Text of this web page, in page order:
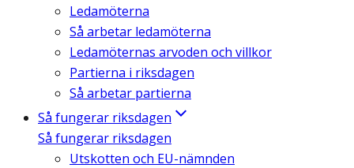
Ledamöterna
Så arbetar ledamöterna
Ledamöternas arvoden och villkor
Partierna i riksdagen
Så arbetar partierna
Så fungerar riksdagen
Så fungerar riksdagen
Utskotten och EU-nämnden